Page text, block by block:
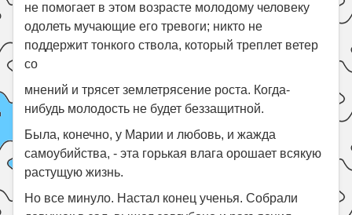
не помогает в этом возрасте молодому человеку
одолеть мучающие его тревоги; никто не
поддержит тонкого ствола, который треплет ветер
со
мнений и трясет землетрясение роста. Когда-
нибудь молодость не будет беззащитной.
Была, конечно, у Марии и любовь, и жажда
самоубийства, - эта горькая влага орошает всякую
растущую жизнь.
Но все минуло. Настал конец ученья. Собрали